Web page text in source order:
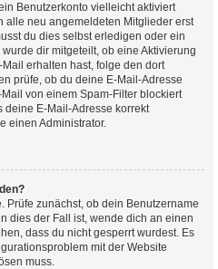
Benutzerkonto vielleicht aktiviert
alle neu angemeldeten Mitglieder erst
du dies selbst erledigen oder ein
dir mitgeteilt, ob eine Aktivierung
erhalten hast, folge den dort
prüfe, ob du deine E-Mail-Adresse
von einem Spam-Filter blockiert
deine E-Mail-Adresse korrekt
einen Administrator.
Prüfe zunächst, ob dein Benutzername
dies der Fall ist, wende dich an einen
dass du nicht gesperrt wurdest. Es
mit der Website
muss.